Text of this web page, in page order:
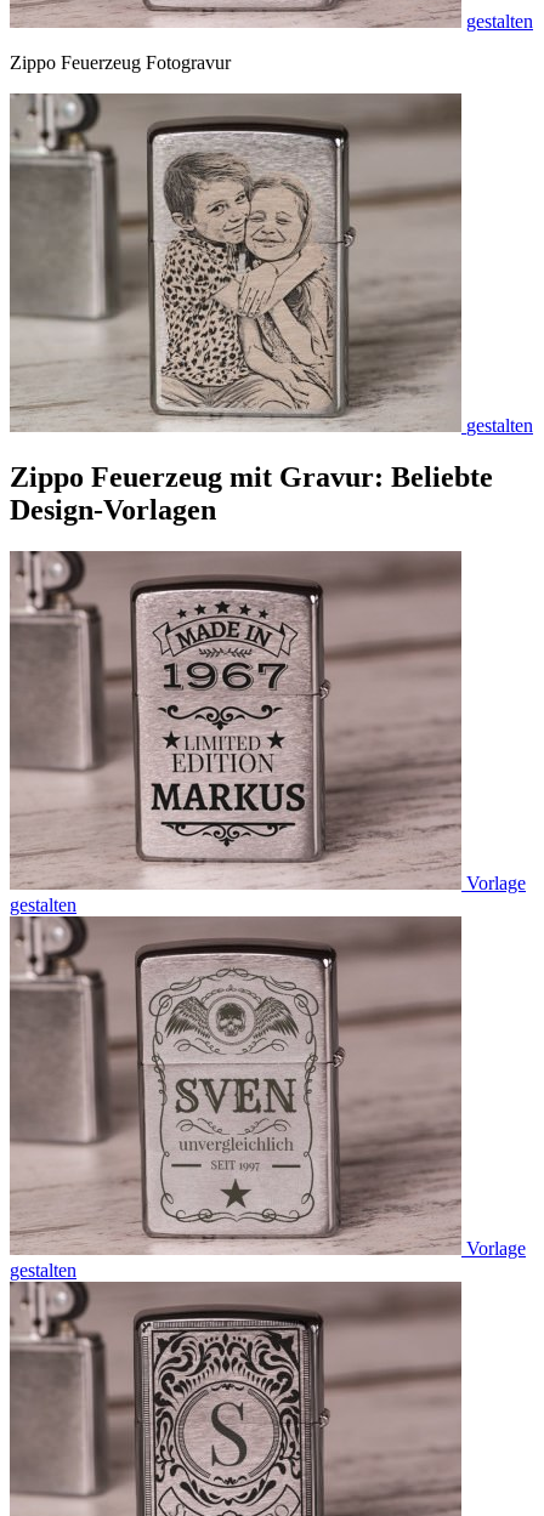
gestalten
Zippo Feuerzeug Fotogravur
gestalten
Zippo Feuerzeug mit Gravur: Beliebte
Design-Vorlagen
Vorlage
gestalten
Vorlage
gestalten